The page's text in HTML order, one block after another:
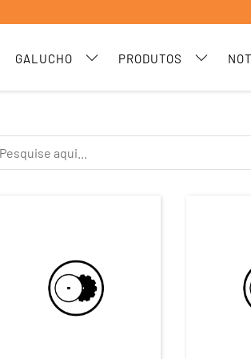
GALUCHO PRODUTOS